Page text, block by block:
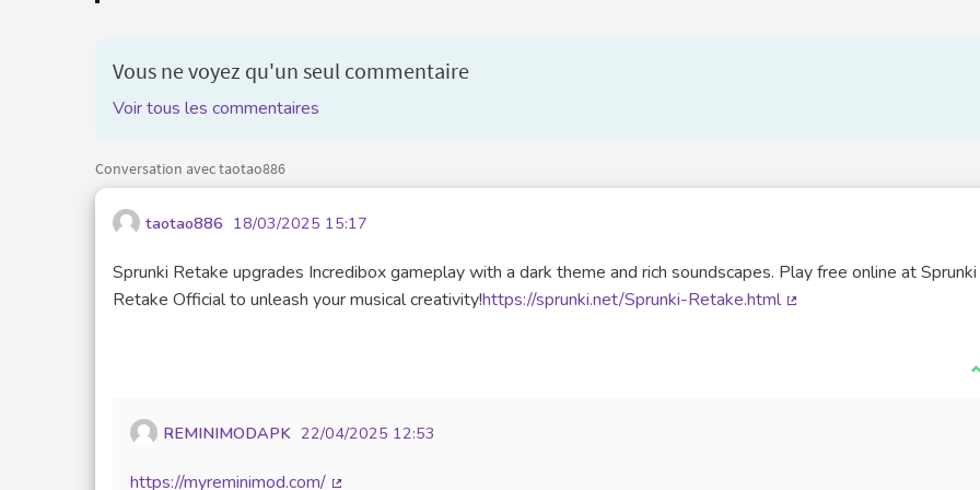
Vous ne voyez qu'un seul commentaire
Voir tous les commentaires
Conversation avec taotao886
taotao886 18/03/2025 15:17
Sprunki Retake upgrades Incredibox gameplay with a dark theme and rich soundscapes. Play free online at Sprunki
Retake Official to unleash your musical creativity!https://sprunki.net/Sprunki-Retake.html
REMINIMODAPK 22/04/2025 12:53
https://myreminimod.com/